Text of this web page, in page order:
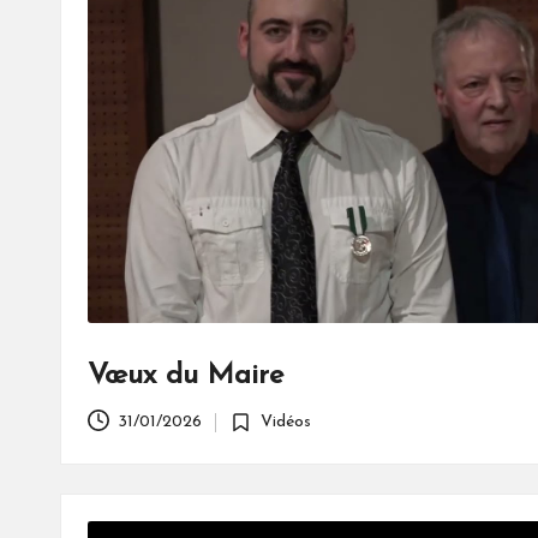
Vœux du Maire
31/01/2026
Posted
Vidéos